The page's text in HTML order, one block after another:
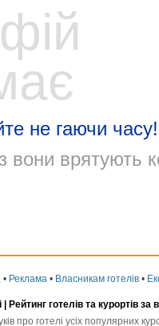
не гаючи часу!
врятують
• Реклама • Власникам готелів •
| Рейтинг готелів та курортів за
про готелі усіх популярних